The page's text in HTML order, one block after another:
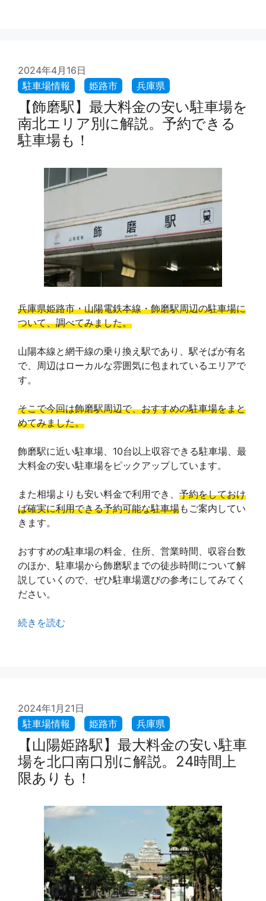
2024年4月16日
【飾磨駅】最大料金の安い駐車場を
南北エリア別に解説。予約できる
駐車場も！
兵庫県姫路市・山陽電鉄本線・飾磨駅周辺の駐車場に
ついて、調べてみました。
山陽本線と網干線の乗り換え駅であり、駅そばが有名
で、周辺はローカルな雰囲気に包まれているエリアで
す。
そこで今回は飾磨駅周辺で、おすすめの駐車場をまと
めてみました。
飾磨駅に近い駐車場、10台以上収容できる駐車場、最
大料金の安い駐車場をピックアップしています。
また相場よりも安い料金で利用でき、 予約をしておけ
ば確実に利用できる予約可能な駐車場もご案内してい
きます。
おすすめの駐車場の料金、住所、営業時間、収容台数
のほか、駐車場から飾磨駅までの徒歩時間について解
説していくので、ぜひ駐車場選びの参考にしてみてく
ださい。
続きを読む
2024年1月21日
【山陽姫路駅】最大料金の安い駐車
場を北口南口別に解説。24時間上
限ありも！